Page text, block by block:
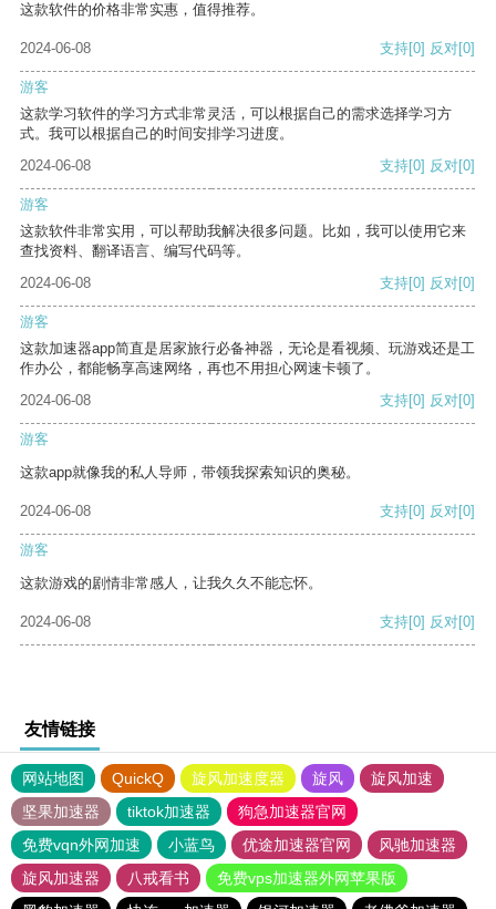
这款软件的价格非常实惠，值得推荐。
2024-06-08 支持[0] 反对[0]
游客
这款学习软件的学习方式非常灵活，可以根据自己的需求选择学习方
式。我可以根据自己的时间安排学习进度。
2024-06-08
支持[0] 反对[0]
游客
这款软件非常实用，可以帮助我解决很多问题。比如，我可以使用它来
查找资料、翻译语言、编写代码等。
2024-06-08
支持[0] 反对[0]
游客
这款加速器app简直是居家旅行必备神器，无论是看视频、玩游戏还是工
作办公，都能畅享高速网络，再也不用担心网速卡顿了。
2024-06-08
支持[0] 反对[0]
游客
这款app就像我的私人导师，带领我探索知识的奥秘。
2024-06-08 支持[0] 反对[0]
游客
这款游戏的剧情非常感人，让我久久不能忘怀。
2024-06-08 支持[0] 反对[0]
友情链接
网站地图 QuickQ 旋风加速度器 旋风
旋风加速
坚果加速器
tiktok加速器
狗急加速器官网
免费vqn外网加速
小蓝鸟 优途加速器官网
风驰加速器
旋风加速器
八戒看书
免费vps加速器外网苹果版